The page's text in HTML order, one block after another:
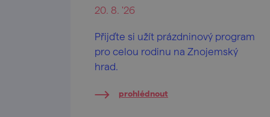
20. 8. '26
Přijďte si užít prázdninový program
pro celou rodinu na Znojemský
hrad.
prohlédnout